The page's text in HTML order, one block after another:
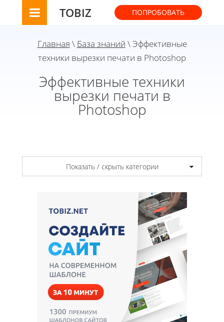
TOBIZ ПОПРОБОВАТЬ
Главная \ База знаний \ Эффективные
техники вырезки печати в Photoshop
Эффективные техники
вырезки печати в
Photoshop
Показать / скрыть категории